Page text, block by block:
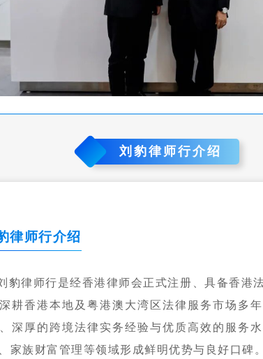
刘豹律师行介绍
律师行介绍
豹律师行是经香港律师会正式注册、具备香港
耕香港本地及粤港澳大湾区法律服务市场多
深厚的跨境法律实务经验与优质高效的服务水
家族财富管理等领域形成鲜明优势与良好口碑。